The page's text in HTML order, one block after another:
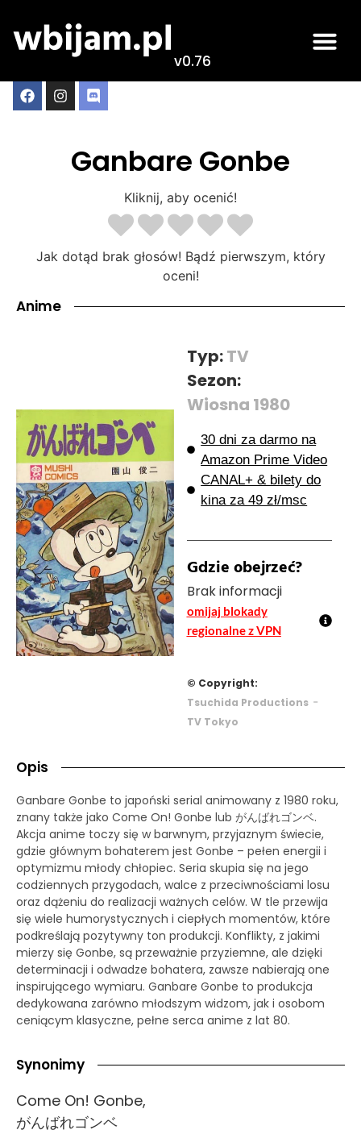
v0.76
Ganbare Gonbe
Kliknij, aby ocenić!
Jak dotąd brak głosów! Bądź pierwszym, który
oceni!
Anime
Typ:TV
Sezon:
Wiosna 1980
30 dni za darmo na
Amazon Prime Video
CANAL+ & bilety do
kina za 49 zł/msc
Gdzie obejrzeć?
Brak informacji
omijaj blokady
regionalne z VPN
© Copyright:
Tsuchida Productions-
TV Tokyo
Opis
Ganbare Gonbe to japoński serial animowany z 1980 roku,
znany także jako Come On! Gonbe lub がんばれゴンベ.
Akcja anime toczy się w barwnym, przyjaznym świecie,
gdzie głównym bohaterem jest Gonbe – pełen energii i
optymizmu młody chłopiec. Seria skupia się na jego
codziennych przygodach, walce z przeciwnościami losu
oraz dążeniu do realizacji ważnych celów. W tle przewija
się wiele humorystycznych i ciepłych momentów, które
podkreślają pozytywny ton produkcji. Konflikty, z jakimi
mierzy się Gonbe, są przeważnie przyziemne, ale dzięki
determinacji i odwadze bohatera, zawsze nabierają one
inspirującego wymiaru. Ganbare Gonbe to produkcja
dedykowana zarówno młodszym widzom, jak i osobom
ceniącym klasyczne, pełne serca anime z lat 80.
Synonimy
Come On! Gonbe,
がんばれゴンベ